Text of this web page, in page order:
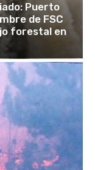
Puerto
de FSC
forestal en